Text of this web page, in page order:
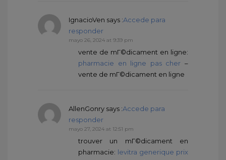
IgnacioVen says :Accede para
responder
mayo 26, 2024 at 9:39 pm
vente de mГ©dicament en ligne:
pharmacie en ligne pas cher –
vente de mГ©dicament en ligne
AllenGonry says :Accede para
responder
mayo 27, 2024 at 12:51 pm
trouver un mГ©dicament en
pharmacie: levitra generique prix